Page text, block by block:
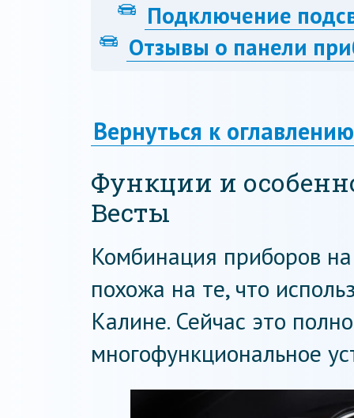
Подключение
Отзывы о панели
Вернуться к оглавлению
Функции и
Весты
Комбинация приборов
похожа на те, что
Калине. Сейчас это
многофункциональное